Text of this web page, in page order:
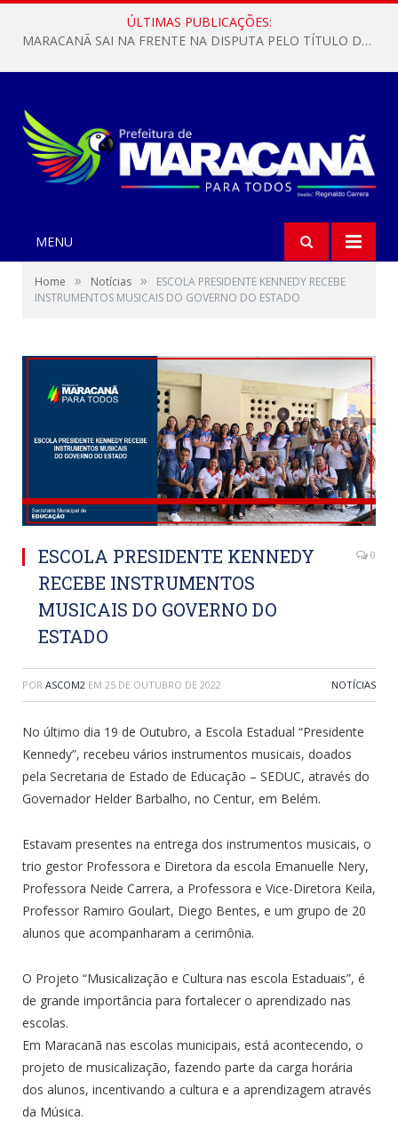
ÚLTIMAS PUBLICAÇÕES:
MARACANÃ SAI NA FRENTE NA DISPUTA PELO TÍTULO DA COPA PARÁ SUB-17!
MENU
Home » Notícias »
ESCOLA PRESIDENTE KENNEDY RECEBE
INSTRUMENTOS MUSICAIS DO GOVERNO DO ESTADO
ESCOLA PRESIDENTE KENNEDY
RECEBE INSTRUMENTOS
MUSICAIS DO GOVERNO DO
ESTADO
0
POR ASCOM2 EM 25 DE OUTUBRO DE 2022 NOTÍCIAS
No último dia 19 de Outubro, a Escola Estadual “Presidente
Kennedy”, recebeu vários instrumentos musicais, doados
pela Secretaria de Estado de Educação – SEDUC, através do
Governador Helder Barbalho, no Centur, em Belém.
Estavam presentes na entrega dos instrumentos musicais, o
trio gestor Professora e Diretora da escola Emanuelle Nery,
Professora Neide Carrera, a Professora e Vice-Diretora Keila,
Professor Ramiro Goulart, Diego Bentes, e um grupo de 20
alunos que acompanharam a cerimônia.
O Projeto “Musicalização e Cultura nas escola Estaduais”, é
de grande importância para fortalecer o aprendizado nas
escolas.
Em Maracanã nas escolas municipais, está acontecendo, o
projeto de musicalização, fazendo parte da carga horária
dos alunos, incentivando a cultura e a aprendizagem através
da Música.